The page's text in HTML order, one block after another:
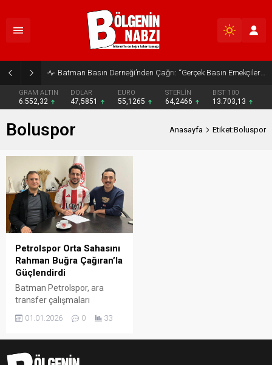
Batman Basın Derneği’nden Çağrı: “Gerçek Basın Emekçileri Desteklenmeli”
GRAM ALTIN
6.552,32
DOLAR
47,5851
EURO
55,1265
STERLİN
64,2466
BIST 100
13.703,13
Boluspor Anasayfa Etiket:Boluspor
Petrolspor Orta Sahasını
Rahman Buğra Çağıran’la
Güçlendirdi
Batman Petrolspor, ara
transfer çalışmaları
hattını güçlendirdi.
01.01.2026 0 33